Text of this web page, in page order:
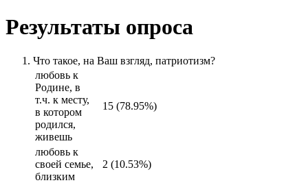
Результаты опроса
Что такое, на Ваш взгляд, патриотизм?
любовь к
Родине, в
т.ч. к месту,
в котором
родился,
живешь
15 (78.95%)
любовь к
своей семье,
близким
2 (10.53%)